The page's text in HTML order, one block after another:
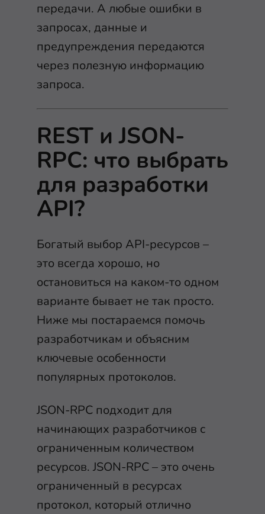
передачи. А любые ошибки в
запросах, данные и
предупреждения передаются
через полезную информацию
запроса.
REST и JSON-
RPC: что выбрать
для разработки
API?
Богатый выбор API-ресурсов –
это всегда хорошо, но
остановиться на каком-то одном
варианте бывает не так просто.
Ниже мы постараемся помочь
разработчикам и объясним
ключевые особенности
популярных протоколов.
JSON-RPC подходит для
начинающих разработчиков с
ограниченным количеством
ресурсов. JSON-RPC – это очень
ограниченный в ресурсах
протокол, который отлично